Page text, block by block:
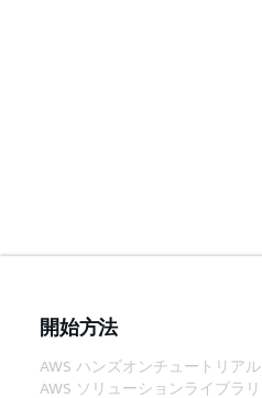
開始方法
AWS ハンズオンチュートリアル
AWS ソリューションライブラリ